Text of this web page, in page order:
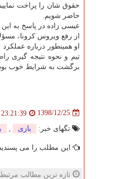
حقوق شان را پراخت
حاضر شویم.
عیسی زاده در پاسخ به
از رفع ویروس كرونا،
او همینطور درباره
تیم و نحوه نتیجه گیری
برگشت به شرایط خوب
1398/12/25
23:21:39
تگهای خبر: بازی
این مطلب را می
تازه ترین مطالب مرتبط